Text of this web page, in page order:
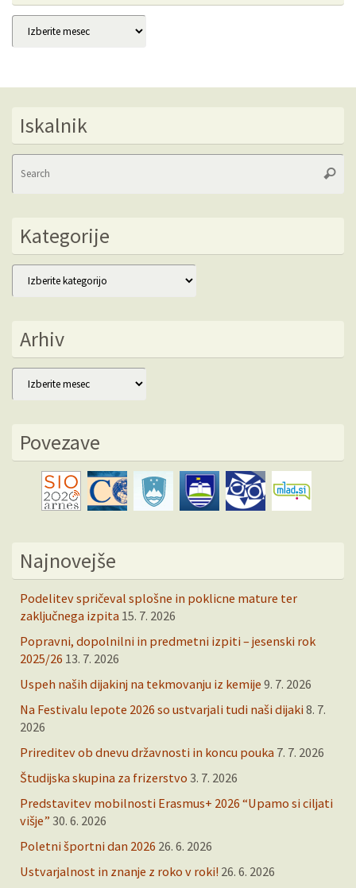
Arhivi
Iskalnik
Kategorije
Kategorije
Arhiv
Arhiv
Povezave
Najnovejše
Podelitev spričeval splošne in poklicne mature ter
zaključnega izpita 15. 7. 2026
Popravni, dopolnilni in predmetni izpiti – jesenski rok
2025/26 13. 7. 2026
Uspeh naših dijakinj na tekmovanju iz kemije 9. 7. 2026
Na Festivalu lepote 2026 so ustvarjali tudi naši dijaki 8. 7.
2026
Prireditev ob dnevu državnosti in koncu pouka 7. 7. 2026
Študijska skupina za frizerstvo 3. 7. 2026
Predstavitev mobilnosti Erasmus+ 2026 “Upamo si ciljati
višje” 30. 6. 2026
Poletni športni dan 2026 26. 6. 2026
Ustvarjalnost in znanje z roko v roki! 26. 6. 2026